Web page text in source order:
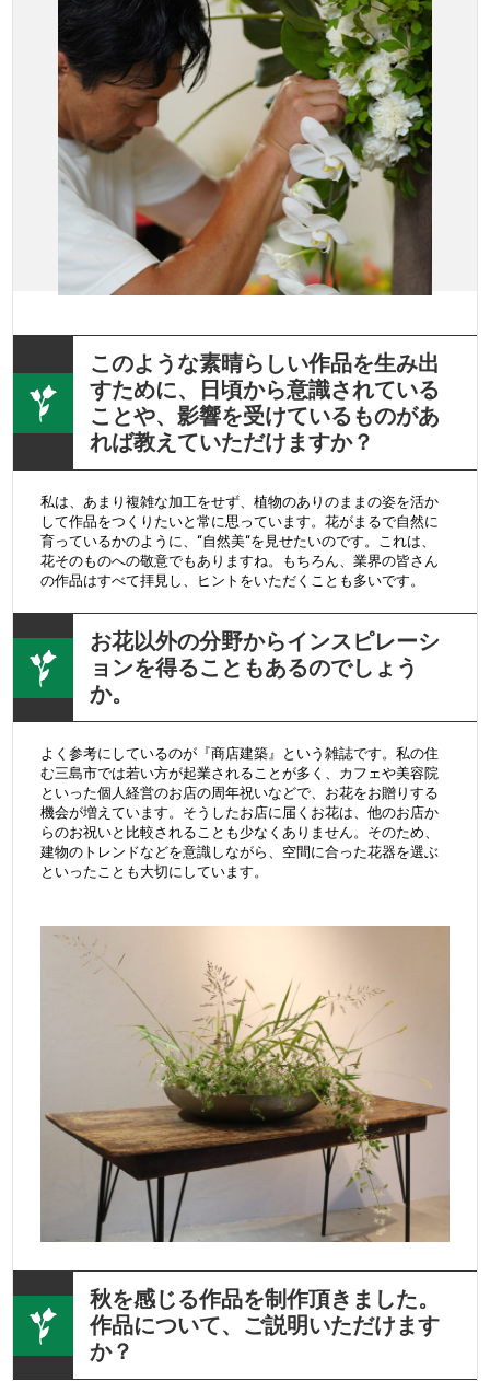
このような素晴らしい作品を生み出
すために、日頃から意識されている
ことや、影響を受けているものがあ
れば教えていただけますか？
私は、あまり複雑な加工をせず、植物のありのままの姿を活か
して作品をつくりたいと常に思っています。花がまるで自然に
育っているかのように、“自然美“を見せたいのです。これは、
花そのものへの敬意でもありますね。もちろん、業界の皆さん
の作品はすべて拝見し、ヒントをいただくことも多いです。
お花以外の分野からインスピレーシ
ョンを得ることもあるのでしょう
か。
よく参考にしているのが『商店建築』という雑誌です。私の住
む三島市では若い方が起業されることが多く、カフェや美容院
といった個人経営のお店の周年祝いなどで、お花をお贈りする
機会が増えています。そうしたお店に届くお花は、他のお店か
らのお祝いと比較されることも少なくありません。そのため、
建物のトレンドなどを意識しながら、空間に合った花器を選ぶ
といったことも大切にしています。
秋を感じる作品を制作頂きました。
作品について、ご説明いただけます
か？